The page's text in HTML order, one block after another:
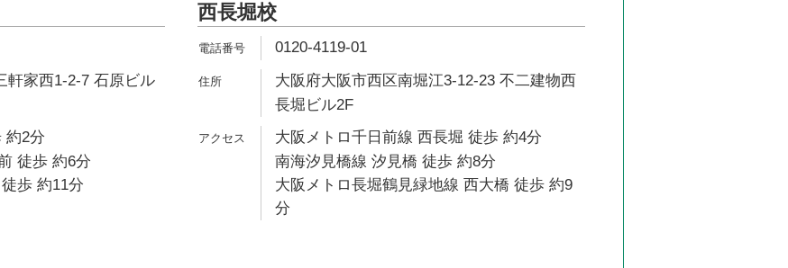
軒家西1-2-7 石原ビル
約2分
徒歩 約6分
歩 約11分
西長堀校
0120-4119-01
大阪府大阪市西区南堀江3-12-23 不二建物西
長堀ビル2F
大阪メトロ千日前線 西長堀 徒歩 約4分
南海汐見橋線 汐見橋 徒歩 約8分
大阪メトロ長堀鶴見緑地線 西大橋 徒歩 約9
分